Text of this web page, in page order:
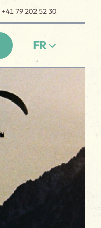
+41 79 202 52 30
FR